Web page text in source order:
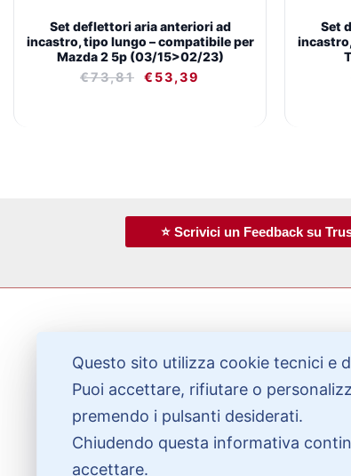
Set deflettori aria anteriori ad
incastro, tipo lungo – compatibile per
Mazda 2 5p (03/15>02/23)
€73,81 € 53,39
Set
⭐ Scrivici un Feedback su
Bisogno di aiuto?
Contattaci
Garanzie
Questo sito utilizza cookie tecnici e
Puoi accettare, rifiutare o
premendo i pulsanti desiderati.
Chiudendo questa informativa
accettare.